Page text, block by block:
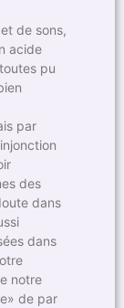
de sons,
acide
pu
par
des
dans
dans
notre
de par